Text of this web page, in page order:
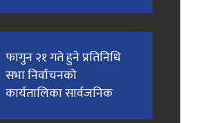
फागुन २१ गते हुने प्रतिनिधि
सभा निर्वाचनको
कार्यतालिका सार्वजनिक